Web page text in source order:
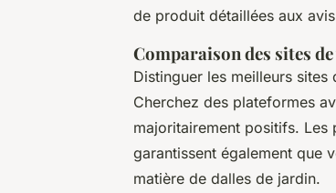
de produit détaillées aux
Comparaison des sites
Distinguer les meilleurs sites
Cherchez des plateformes
majoritairement positifs. Les
garantissent également que
matière de dalles de jardin.